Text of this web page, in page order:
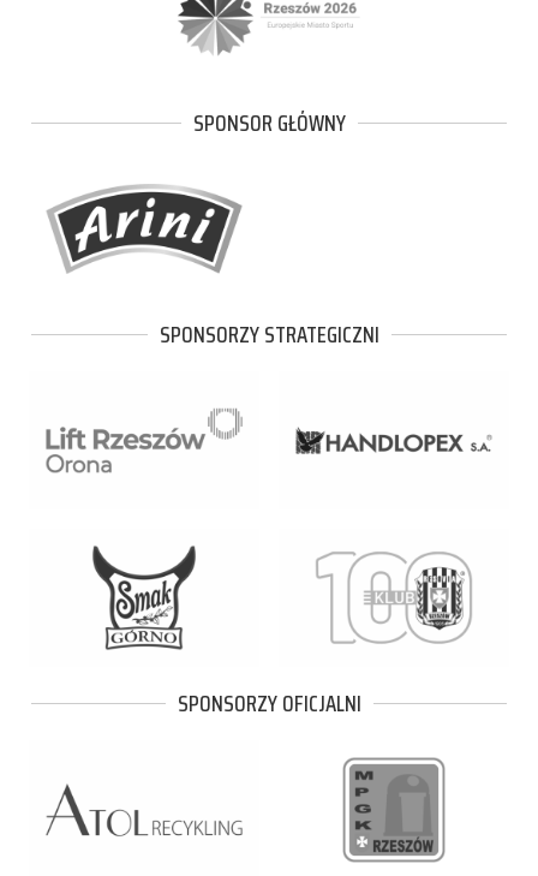
SPONSOR GŁÓWNY
SPONSORZY STRATEGICZNI
SPONSORZY OFICJALNI